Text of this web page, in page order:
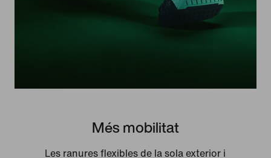
Més mobilitat
Les ranures flexibles de la sola exterior i